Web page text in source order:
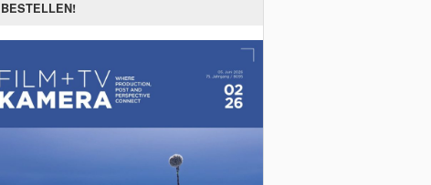
BESTELLEN!